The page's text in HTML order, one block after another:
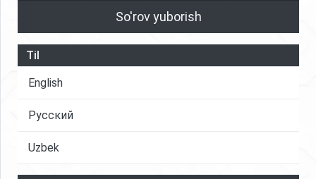
So'rov yuborish
Til
English
Русский
Uzbek